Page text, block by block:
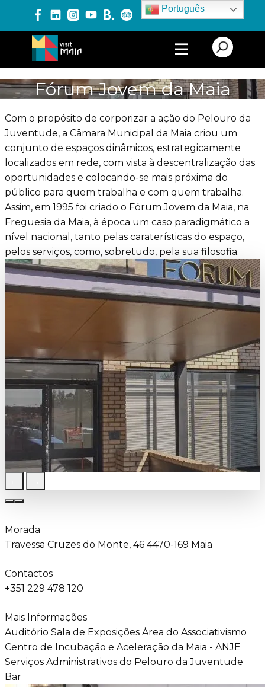
Português
PRODUTOS E SERVIÇOS
EVENTOS
BLOG
Fórum Jovem da Maia
Com o propósito de corporizar a ação do Pelouro da
Juventude, a Câmara Municipal da Maia criou um
conjunto de espaços dinâmicos, estrategicamente
localizados em rede, com vista à descentralização das
oportunidades e colocando-se mais próxima do
público para quem trabalha e com quem trabalha.
Assim, em 1995 foi criado o Fórum Jovem da Maia, na
Freguesia da Maia, à época um caso paradigmático a
nível nacional, tanto pelas caraterísticas do espaço,
pelos serviços, como, sobretudo, pela sua filosofia.
Morada
Travessa Cruzes do Monte, 46 4470-169 Maia
Contactos
+351 229 478 120
Mais Informações
Auditório Sala de Exposições Área do Associativismo
Centro de Incubação e Aceleração da Maia - ANJE
Serviços Administrativos do Pelouro da Juventude
Bar